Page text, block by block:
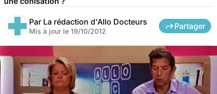
Par La rédaction d'Allo Docteurs
Mis à jour le 19/10/2012
Partager